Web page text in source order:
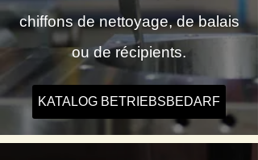
chiffons de nettoyage, de balais
ou de récipients.
KATALOG BETRIEBSBEDARF